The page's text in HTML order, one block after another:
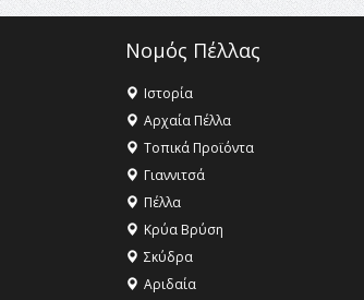
Νομός Πέλλας
Ιστορία
Αρχαία Πέλλα
Τοπικά Προϊόντα
Γιαννιτσά
Πέλλα
Κρύα Βρύση
Σκύδρα
Αριδαία